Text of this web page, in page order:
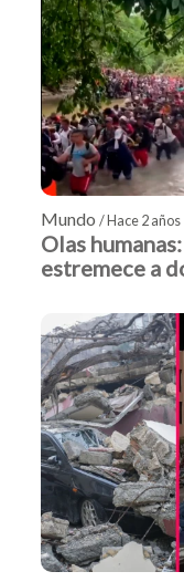
Mundo / Hace 2 años
Olas
estremece a